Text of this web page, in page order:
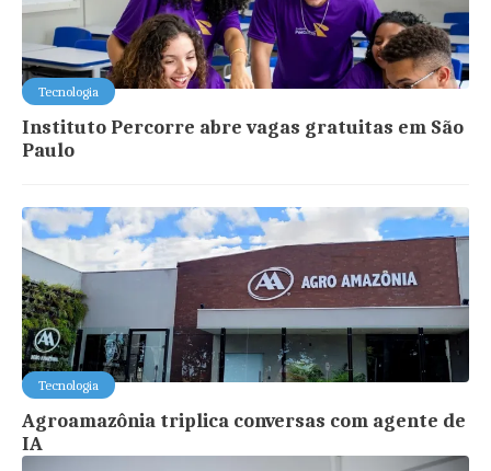
Tecnologia
Instituto Percorre abre vagas gratuitas em São
Paulo
Tecnologia
Agroamazônia triplica conversas com agente de
IA